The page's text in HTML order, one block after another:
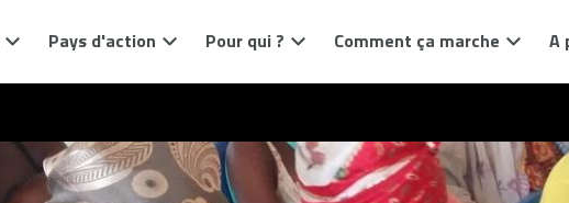
Pays d'action Pour qui ? Comment ça marche A